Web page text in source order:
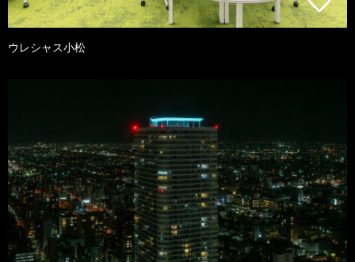
ウレシャス小松